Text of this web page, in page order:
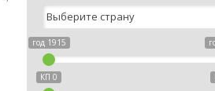
год 1915
КП 0